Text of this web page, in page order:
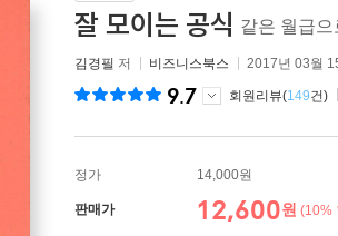
잘 모이는 공식 같은 월급
김경필 저 비즈니스북스 2017년 03월
9.7 회원리뷰(149건)
정가 14,000원
판매가 12,600원 (10%